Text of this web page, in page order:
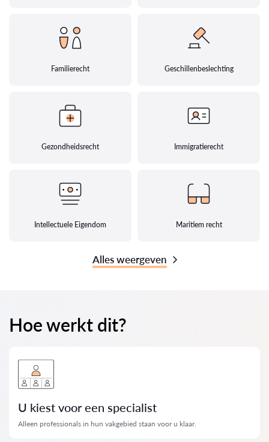
Familierecht Geschillenbeslechting
Gezondheidsrecht Immigratierecht
Intellectuele Eigendom Maritiem recht
Alles weergeven
Hoe werkt dit?
U kiest voor een specialist
Alleen professionals in hun vakgebied staan ​​voor u klaar.